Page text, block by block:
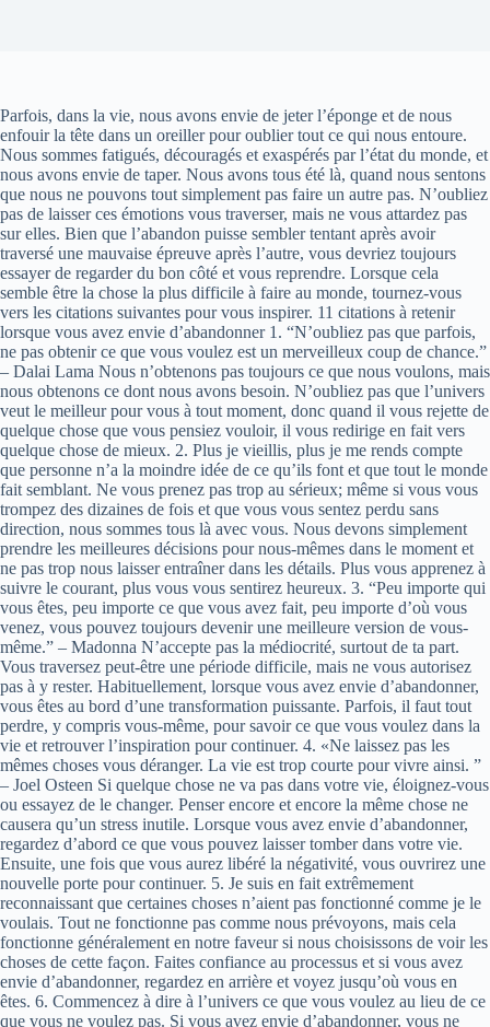
Parfois, dans la vie, nous avons envie de jeter l’éponge et de nous
enfouir la tête dans un oreiller pour oublier tout ce qui nous entoure.
Nous sommes fatigués, découragés et exaspérés par l’état du monde, et
nous avons envie de taper. Nous avons tous été là, quand nous sentons
que nous ne pouvons tout simplement pas faire un autre pas. N’oubliez
pas de laisser ces émotions vous traverser, mais ne vous attardez pas
sur elles. Bien que l’abandon puisse sembler tentant après avoir
traversé une mauvaise épreuve après l’autre, vous devriez toujours
essayer de regarder du bon côté et vous reprendre. Lorsque cela
semble être la chose la plus difficile à faire au monde, tournez-vous
vers les citations suivantes pour vous inspirer. 11 citations à retenir
lorsque vous avez envie d’abandonner 1. “N’oubliez pas que parfois,
ne pas obtenir ce que vous voulez est un merveilleux coup de chance.”
– Dalai Lama Nous n’obtenons pas toujours ce que nous voulons, mais
nous obtenons ce dont nous avons besoin. N’oubliez pas que l’univers
veut le meilleur pour vous à tout moment, donc quand il vous rejette de
quelque chose que vous pensiez vouloir, il vous redirige en fait vers
quelque chose de mieux. 2. Plus je vieillis, plus je me rends compte
que personne n’a la moindre idée de ce qu’ils font et que tout le monde
fait semblant. Ne vous prenez pas trop au sérieux; même si vous vous
trompez des dizaines de fois et que vous vous sentez perdu sans
direction, nous sommes tous là avec vous. Nous devons simplement
prendre les meilleures décisions pour nous-mêmes dans le moment et
ne pas trop nous laisser entraîner dans les détails. Plus vous apprenez à
suivre le courant, plus vous vous sentirez heureux. 3. “Peu importe qui
vous êtes, peu importe ce que vous avez fait, peu importe d’où vous
venez, vous pouvez toujours devenir une meilleure version de vous-
même.” – Madonna N’accepte pas la médiocrité, surtout de ta part.
Vous traversez peut-être une période difficile, mais ne vous autorisez
pas à y rester. Habituellement, lorsque vous avez envie d’abandonner,
vous êtes au bord d’une transformation puissante. Parfois, il faut tout
perdre, y compris vous-même, pour savoir ce que vous voulez dans la
vie et retrouver l’inspiration pour continuer. 4. «Ne laissez pas les
mêmes choses vous déranger. La vie est trop courte pour vivre ainsi. ”
– Joel Osteen Si quelque chose ne va pas dans votre vie, éloignez-vous
ou essayez de le changer. Penser encore et encore la même chose ne
causera qu’un stress inutile. Lorsque vous avez envie d’abandonner,
regardez d’abord ce que vous pouvez laisser tomber dans votre vie.
Ensuite, une fois que vous aurez libéré la négativité, vous ouvrirez une
nouvelle porte pour continuer. 5. Je suis en fait extrêmement
reconnaissant que certaines choses n’aient pas fonctionné comme je le
voulais. Tout ne fonctionne pas comme nous prévoyons, mais cela
fonctionne généralement en notre faveur si nous choisissons de voir les
choses de cette façon. Faites confiance au processus et si vous avez
envie d’abandonner, regardez en arrière et voyez jusqu’où vous en
êtes. 6. Commencez à dire à l’univers ce que vous voulez au lieu de ce
que vous ne voulez pas. Si vous avez envie d’abandonner, vous ne